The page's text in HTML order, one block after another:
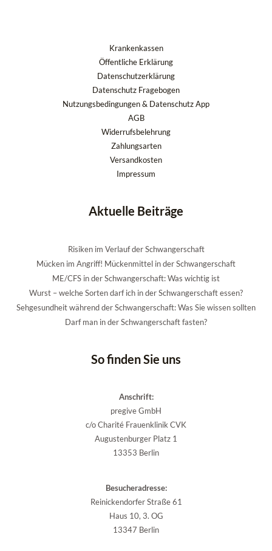
Krankenkassen
Öffentliche Erklärung
Datenschutzerklärung
Datenschutz Fragebogen
Nutzungsbedingungen & Datenschutz App
AGB
Widerrufsbelehrung
Zahlungsarten
Versandkosten
Impressum
Aktuelle Beiträge
Risiken im Verlauf der Schwangerschaft
Mücken im Angriff! Mückenmittel in der Schwangerschaft
ME/CFS in der Schwangerschaft: Was wichtig ist
Wurst – welche Sorten darf ich in der Schwangerschaft essen?
Sehgesundheit während der Schwangerschaft: Was Sie wissen sollten
Darf man in der Schwangerschaft fasten?
So finden Sie uns
Anschrift:
pregive GmbH
c/o Charité Frauenklinik CVK
Augustenburger Platz 1
13353 Berlin
Besucheradresse:
Reinickendorfer Straße 61
Haus 10, 3. OG
13347 Berlin